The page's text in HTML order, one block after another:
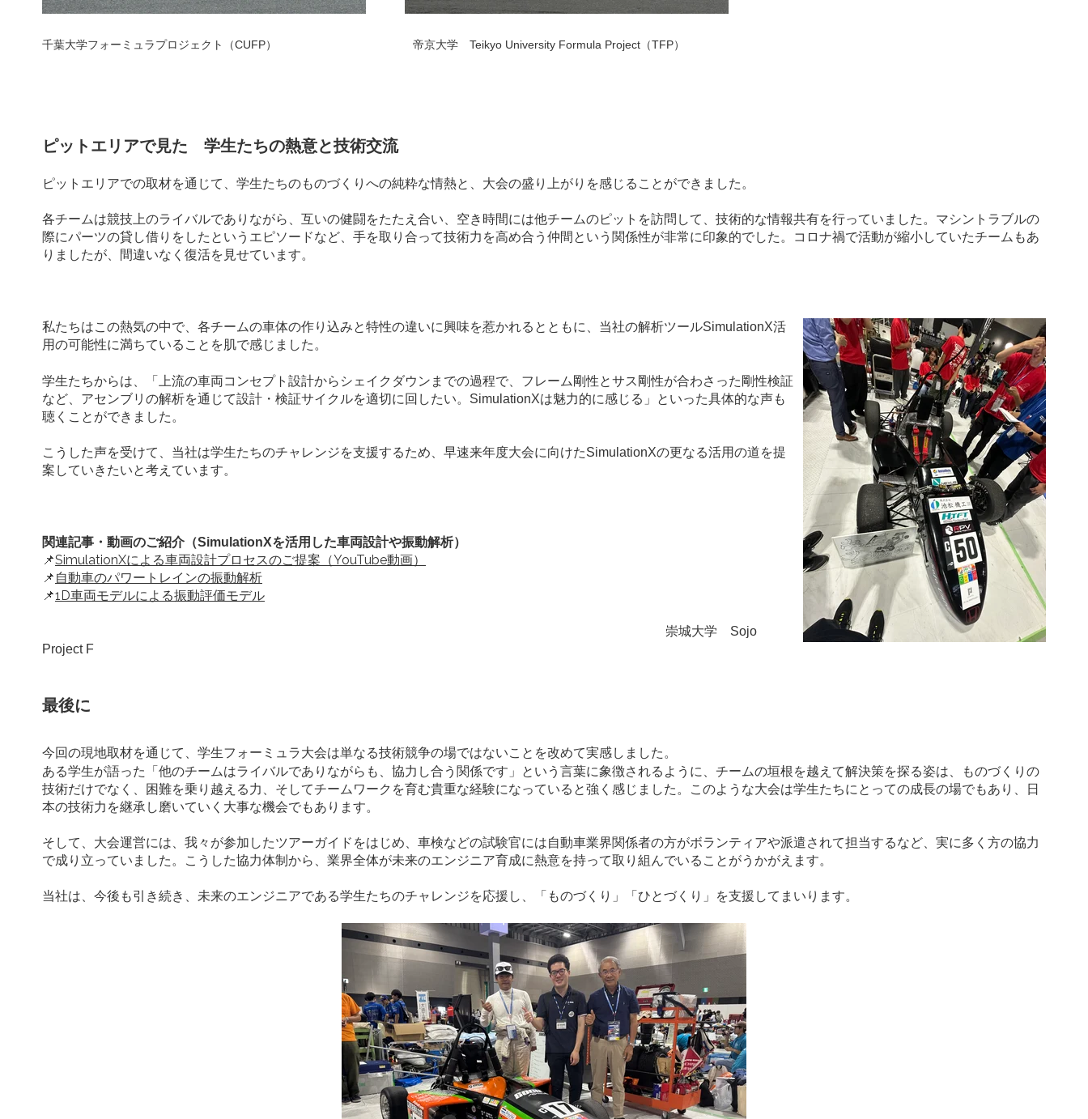
千葉大学フォーミュラプロジェクト（CUFP） 帝京大学 Teikyo University Formula Project（TFP）
ピットエリアで見た 学生たちの熱意と技術交流
ピットエリアでの取材を通じて、学生たちのものづくりへの純粋な情熱と、大会の盛り上がりを感じることができました。
各チームは競技上のライバルでありながら、互いの健闘をたたえ合い、空き時間には他チームのピットを訪問して、技術的な情報共有を行っていました。マシントラブルの
際にパーツの貸し借りをしたというエピソードなど、手を取り合って技術力を高め合う仲間という関係性が非常に印象的でした。コロナ禍で活動が縮小していたチームもあ
りましたが、間違いなく復活を見せています。
私たちはこの熱気の中で、各チームの車体の作り込みと特性の違いに興味を惹かれるとともに、当社の解析ツールSimulationX活
用の可能性に満ちていることを肌で感じました。
学生たちからは、「上流の車両コンセプト設計からシェイクダウンまでの過程で、フレーム剛性とサス剛性が合わさった剛性検証
など、アセンブリの解析を通じて設計・検証サイクルを適切に回したい。SimulationXは魅力的に感じる」といった具体的な声も
聴くことができました。
こうした声を受けて、当社は学生たちのチャレンジを支援するため、早速来年度大会に向けたSimulationXの更なる活用の道を提
案していきたいと考えています。
関連記事・動画のご紹介（SimulationXを活用した車両設計や振動解析）
📌SimulationXによる車両設計プロセスのご提案（YouTube動画）
📌 自動車のパワートレインの振動解析
📌1D車両モデルによる振動評価モデル
崇城大学 Sojo
Project F
最後に
今回の現地取材を通じて、学生フォーミュラ大会は単なる技術競争の場ではないことを改めて実感しました。
ある学生が語った「他のチームはライバルでありながらも、協力し合う関係です」という言葉に象徴されるように、チームの垣根を越えて解決策を探る姿は、ものづくりの
技術だけでなく、困難を乗り越える力、そしてチームワークを育む貴重な経験になっていると強く感じました。このような大会は学生たちにとっての成長の場でもあり、日
本の技術力を継承し磨いていく大事な機会でもあります。
そして、大会運営には、我々が参加したツアーガイドをはじめ、車検などの試験官には自動車業界関係者の方がボランティアや派遣されて担当するなど、実に多く方の協力
で成り立っていました。こうした協力体制から、業界全体が未来のエンジニア育成に熱意を持って取り組んでいることがうかがえます。
当社は、今後も引き続き、未来のエンジニアである学生たちのチャレンジを応援し、「ものづくり」「ひとづくり」を支援してまいります。